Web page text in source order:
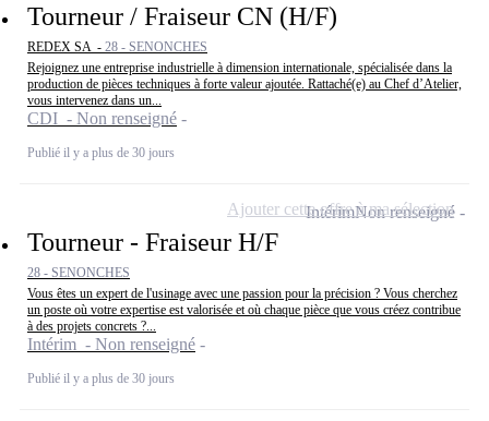
Tourneur / Fraiseur CN (H/F)
REDEX SA - 28 - SENONCHES
Rejoignez une entreprise industrielle à dimension internationale, spécialisée dans la
production de pièces techniques à forte valeur ajoutée. Rattaché(e) au Chef d’Atelier,
vous intervenez dans un...
CDI - Non renseigné
Publié il y a plus de 30 jours
Tourneur - Fraiseur H/F
28 - SENONCHES
Vous êtes un expert de l'usinage avec une passion pour la précision ? Vous cherchez
un poste où votre expertise est valorisée et où chaque pièce que vous créez contribue
à des projets concrets ?...
Intérim - Non renseigné
Publié il y a plus de 30 jours
IntérimNon renseigné
Ajouter cette offre à ma sélection